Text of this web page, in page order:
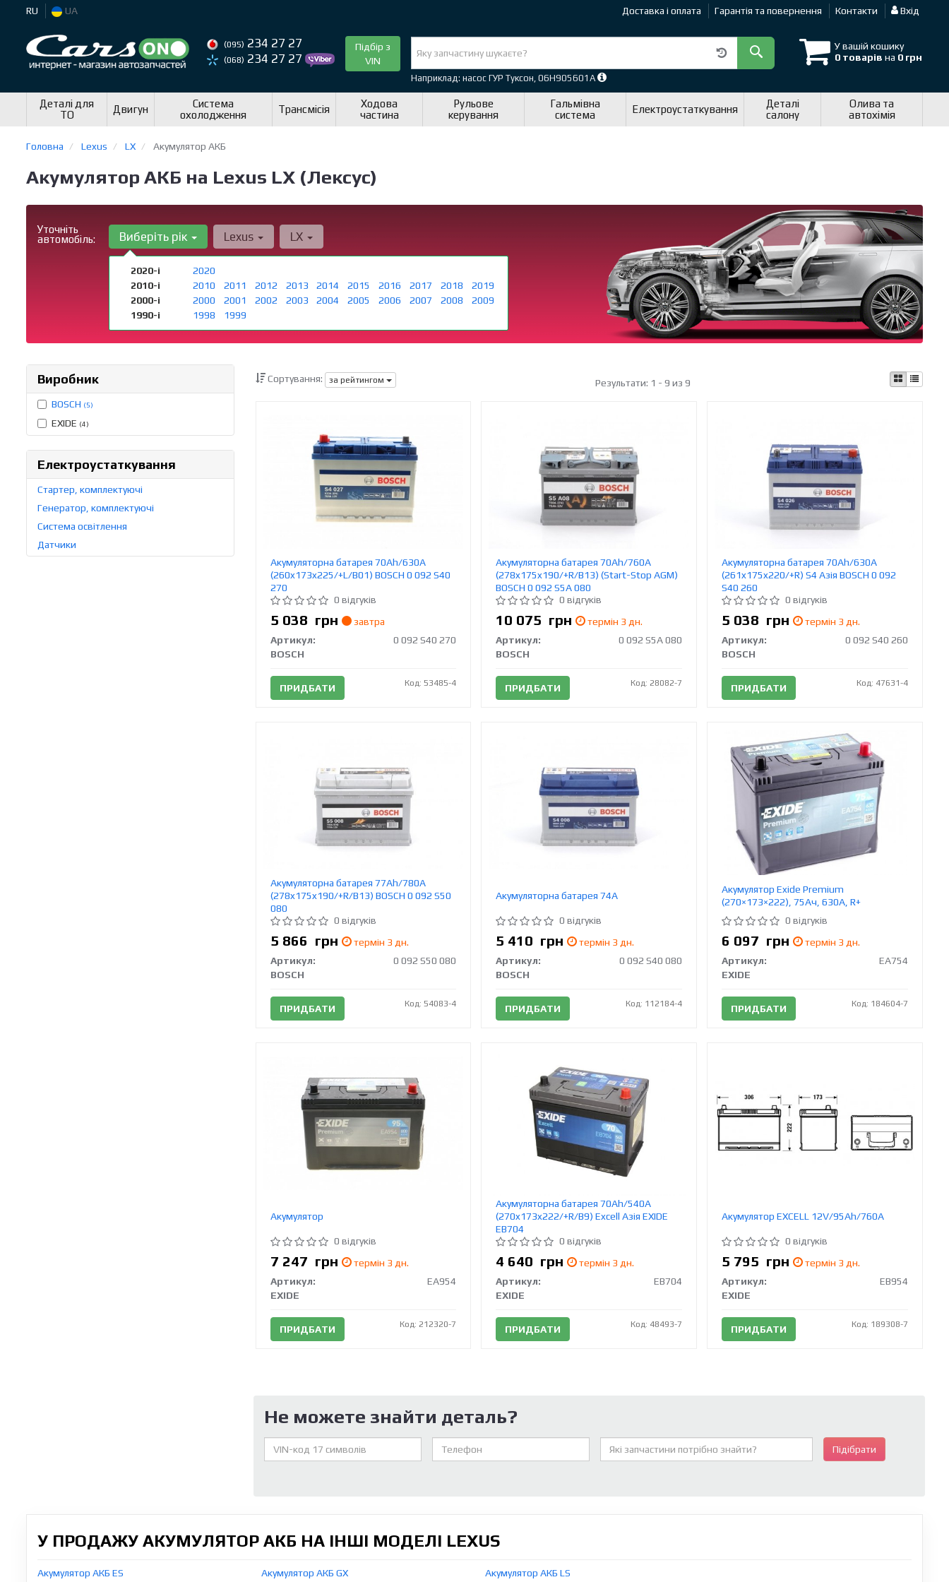
RU UA Доставка і оплата Гарантія та повернення Контакти Вхід
(095) 234 27 27
(068) 234 27 27
Підбір з
VIN
У вашій кошику
0 товарів на 0 грн
Наприклад: насос ГУР Туксон, 06H905601A
Деталі для
ТО
Двигун
Система
охолодження
Трансмісія
Ходова
частина
Рульове
керування
Гальмівна
система
Електроустаткування
Деталі
салону
Олива та
автохімія
Головна Lexus LX Акумулятор АКБ
Акумулятор АКБ на Lexus LX (Лексус)
Уточніть
автомобіль:
Виберіть рік
2020-і
2020
2010-і
2010 2011 2012 2013 2014 2015 2016 2017 2018
2019
2000-і
2000 2001 2002 2003 2004 2005 2006 2007 2008
2009
1990-і
1998 1999
Lexus LX
Виробник
BOSCH (5)
EXIDE (4)
Електроустаткування
Стартер, комплектуючі
Генератор, комплектуючі
Система освітлення
Датчики
Сортування: за рейтингом Результати: 1 - 9 из 9
Акумуляторна батарея 70Ah/630A
(260x173x225/+L/B01) BOSCH 0 092 S40
270
0 відгуків
5 038 грн
завтра
Артикул:
0 092 S40 270
BOSCH
ПРИДБАТИ Код: 53485-4
Акумуляторна батарея 70Ah/760A
(278x175x190/+R/B13) (Start-Stop AGM)
BOSCH 0 092 S5A 080
0 відгуків
10 075 грн
термін 3 дн.
Артикул:
0 092 S5A 080
BOSCH
ПРИДБАТИ Код: 28082-7
Акумуляторна батарея 70Ah/630A
(261x175x220/+R) S4 Азія BOSCH 0 092
S40 260
0 відгуків
5 038 грн
термін 3 дн.
Артикул:
0 092 S40 260
BOSCH
ПРИДБАТИ Код: 47631-4
Акумуляторна батарея 77Ah/780A
(278x175x190/+R/B13) BOSCH 0 092 S50
080
0 відгуків
5 866 грн
термін 3 дн.
Артикул:
0 092 S50 080
BOSCH
ПРИДБАТИ Код: 54083-4
Акумуляторна батарея 74А
0 відгуків
5 410 грн
термін 3 дн.
Артикул:
0 092 S40 080
BOSCH
ПРИДБАТИ Код: 112184-4
Акумулятор Exide Premium
(270×173×222), 75Ач, 630А, R+
0 відгуків
6 097 грн
термін 3 дн.
Артикул:
EA754
EXIDE
ПРИДБАТИ Код: 184604-7
Акумулятор
0 відгуків
7 247 грн
термін 3 дн.
Артикул:
EA954
EXIDE
ПРИДБАТИ Код: 212320-7
Акумуляторна батарея 70Ah/540A
(270x173x222/+R/B9) Excell Азія EXIDE
EB704
0 відгуків
4 640 грн
термін 3 дн.
Артикул:
EB704
EXIDE
ПРИДБАТИ Код: 48493-7
Акумулятор EXCELL 12V/95Ah/760A
0 відгуків
5 795 грн
термін 3 дн.
Артикул:
EB954
EXIDE
ПРИДБАТИ Код: 189308-7
Не можете знайти деталь?
Підібрати
У ПРОДАЖУ АКУМУЛЯТОР АКБ НА ІНШІ МОДЕЛІ LEXUS
Акумулятор АКБ ES Акумулятор АКБ GX Акумулятор АКБ LS